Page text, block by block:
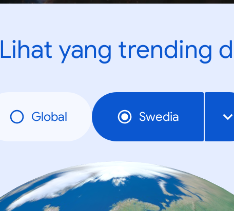
Lihat yang trending
Global Swedia